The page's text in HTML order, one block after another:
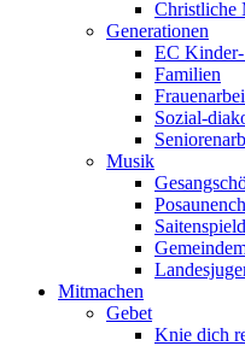
Christliche
Generationen
EC Kinder-
Familien
Sozial-
Musik
Mitmachen
Gebet
Knie dich